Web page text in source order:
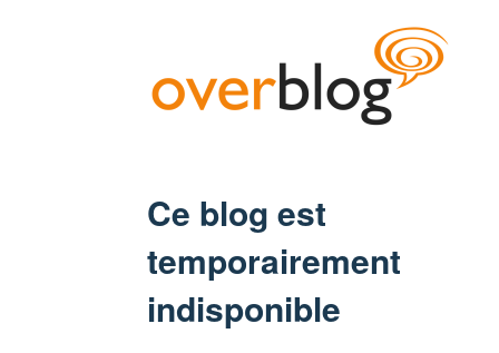
Ce blog est
temporairement
indisponible